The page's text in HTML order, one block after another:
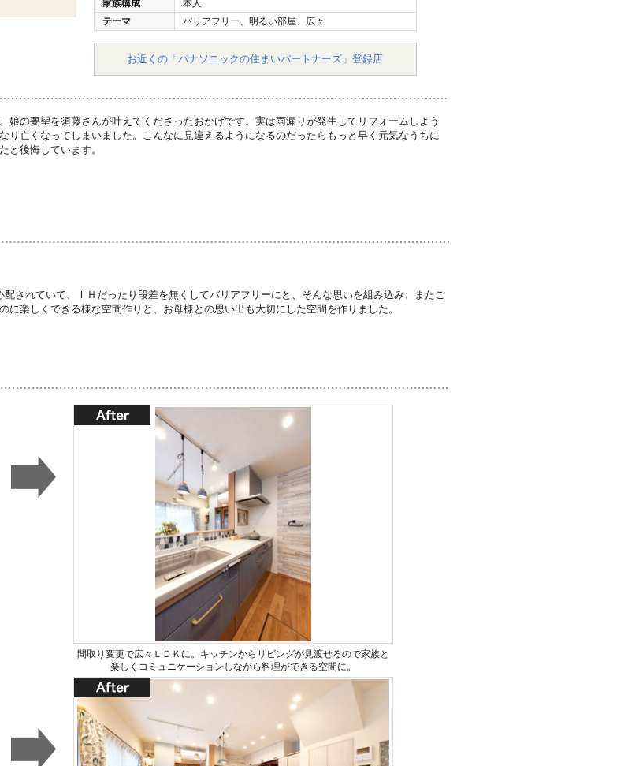
家族構成
本人
テーマ
バリアフリー、明るい部屋、広々
お近くの「パナソニックの住まいパートナーズ」登録店
娘の要望を須藤さんが叶えてくださったおかげです。実は雨漏りが発生してリフォームしよう
り亡くなってしまいました。こんなに見違えるようになるのだったらもっと早く元気なうちに
と後悔しています。
されていて、ＩＨだったり段差を無くしてバリアフリーにと、そんな思いを組み込み、またご
に楽しくできる様な空間作りと、お母様との思い出も大切にした空間を作りました。
間取り変更で広々ＬＤＫに。キッチンからリビングが見渡せるので家族と
楽しくコミュニケーションしながら料理ができる空間に。